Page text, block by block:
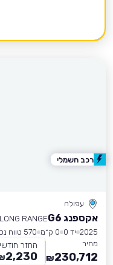
עפולה
אקספנג G6
LONG RANGE
2025 יד 0 0 ק״מ
570 טווח נסיעה
מחיר
230,712
₪
החזר
2,230
רכב חשמלי